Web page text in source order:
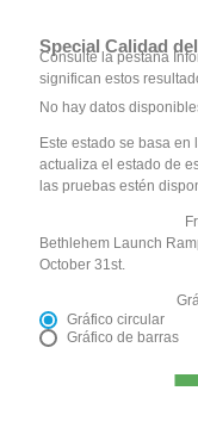
Special Calidad
Consulte la pestaña
significan estos
No hay datos
Este estado se basa
actualiza el estado de
las pruebas estén
Bethlehem Launch
October 31st.
Gráfico circular
Gráfico de barras